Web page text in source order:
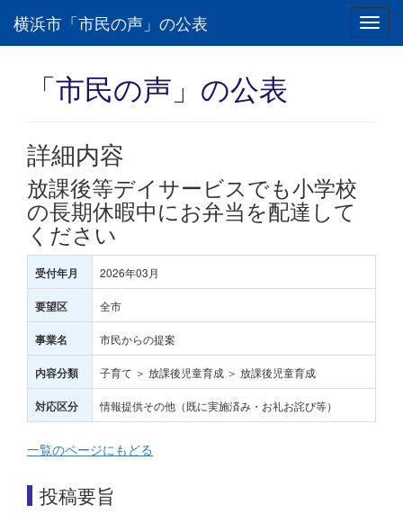
横浜市「市民の声」の公表
「市民の声」の公表
詳細内容
放課後等デイサービスでも小学校
の長期休暇中にお弁当を配達して
ください
受付年月 2026年03月
要望区 全市
事業名 市民からの提案
内容分類 子育て ＞ 放課後児童育成 ＞ 放課後児童育成
対応区分 情報提供その他（既に実施済み・お礼お詫び等）
一覧のページにもどる
投稿要旨